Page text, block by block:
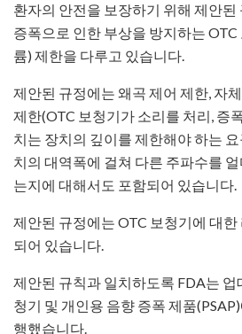
환자의 안전을 보장하기 위해 제안된
증폭으로 인한 부상을 방지하는
륨) 제한을 다루고 있습니다.
제안된 규정에는 왜곡 제어 제한, 자
제한(OTC 보청기가 소리를 처리, 증
치는 장치의 깊이를 제한해야 하는
치의 대역폭에 걸쳐 다른 주파수를
는지에 대해서도 포함되어 있습니다.
제안된 규정에는 OTC 보청기에 대
되어 있습니다.​
제안된 규칙과 일치하도록 FDA는 업
청기 및 개인용 음향 증폭 제품
행했습니다.